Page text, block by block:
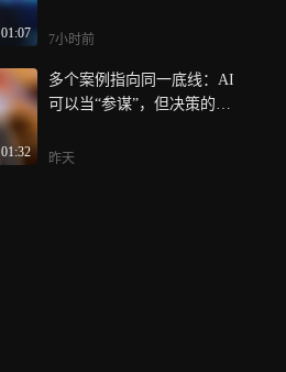
01:07 7小时前
01:32
多个案例指向同一底线：AI
可以当“参谋”，但决策的权
昨天